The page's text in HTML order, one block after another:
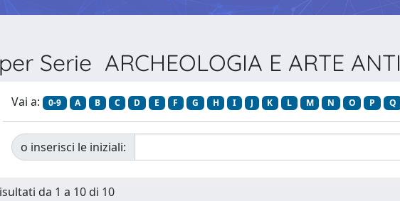
Serie ARCHEOLOGIA E ARTE
Vai a: 0-9 A B C D E F G H I J K L M N O P Q
o inserisci le iniziali:
da 1 a 10 di 10